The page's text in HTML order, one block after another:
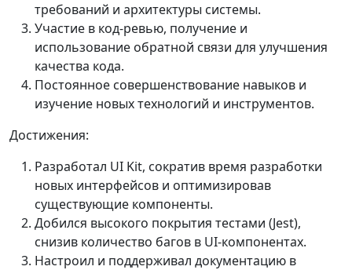
требований и архитектуры системы.
Участие в код-ревью, получение и
использование обратной связи для улучшения
качества кода.
Постоянное совершенствование навыков и
изучение новых технологий и инструментов.
Достижения:
Разработал UI Kit, сократив время разработки
новых интерфейсов и оптимизировав
существующие компоненты.
Добился высокого покрытия тестами (Jest),
снизив количество багов в UI-компонентах.
Настроил и поддерживал документацию в